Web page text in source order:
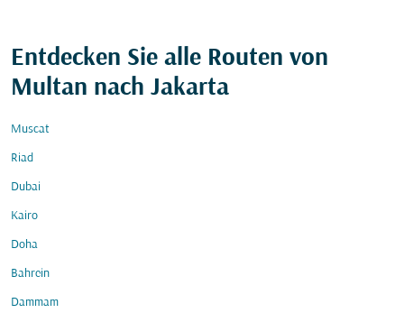
Entdecken Sie alle Routen von
Multan nach Jakarta
Muscat
Riad
Dubai
Kairo
Doha
Bahrein
Dammam